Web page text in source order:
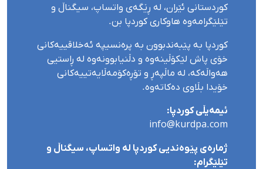
کوردستانی ئێران، لە ڕێگەی واتساپ، سیگناڵ و
تێلێگرامەوە هاوکاری کوردپا بن.
کوردپا بە پێبەندبوون بە پرەنسیپە ئەخلاقییەکانی
خۆی پاش لێکۆڵینەوە و دڵنیابوونەوە لە ڕاستیی
هەواڵەکە، لە ماڵپەڕ و تۆڕەکۆمەڵایەتییەکانی
خۆیدا بڵاوی دەکاتەوە.
ئیمەیڵی کوردپا:
info@kurdpa.com
ژمارەی پێوەندیی کوردپا لە واتساپ، سیگناڵ و
تێلێگرام: